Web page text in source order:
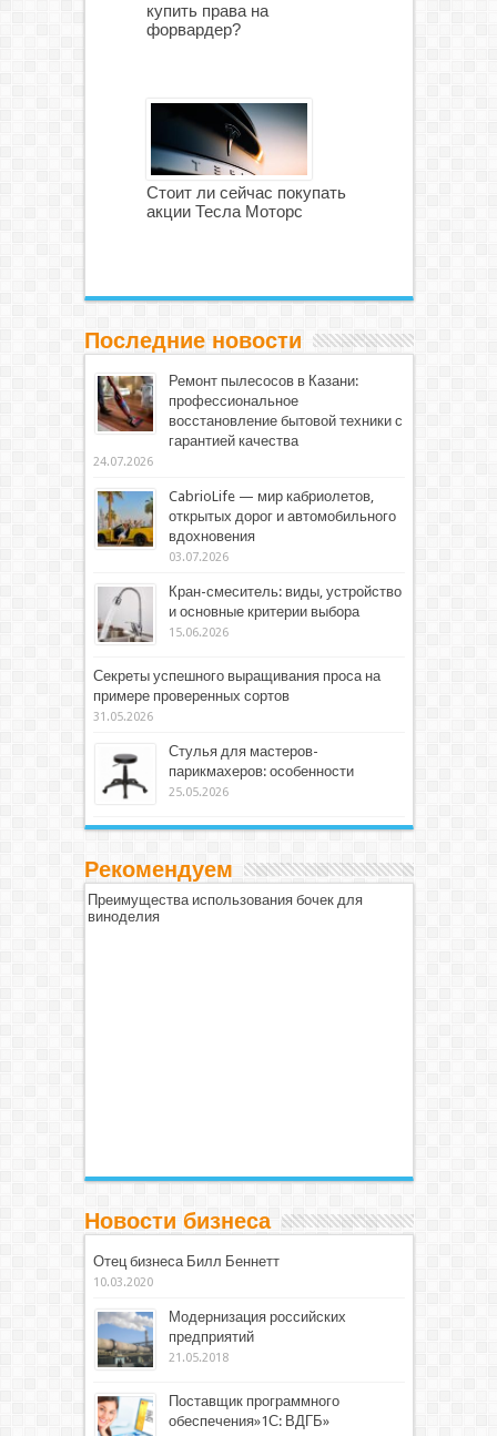
купить права на
форвардер?
Стоит ли сейчас покупать
акции Тесла Моторс
Последние новости
Ремонт пылесосов в Казани:
профессиональное
восстановление бытовой техники с
гарантией качества
24.07.2026
CabrioLife — мир кабриолетов,
открытых дорог и автомобильного
вдохновения
03.07.2026
Кран-смеситель: виды, устройство
и основные критерии выбора
15.06.2026
Секреты успешного выращивания проса на
примере проверенных сортов
31.05.2026
Стулья для мастеров-
парикмахеров: особенности
25.05.2026
Рекомендуем
Преимущества использования бочек для
виноделия
Новости бизнеса
Отец бизнеса Билл Беннетт
10.03.2020
Модернизация российских
предприятий
21.05.2018
Поставщик программного
обеспечения»1С: ВДГБ»